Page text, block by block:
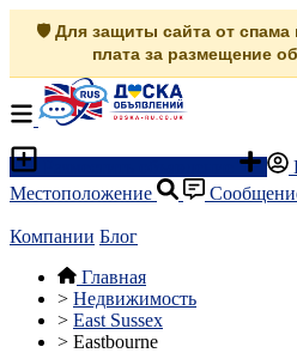
🛡️ Для защиты сайта от спама
плата за размещение
Местоположение
Компании Блог
Главная
> Недвижимость
> East Sussex
> Eastbourne